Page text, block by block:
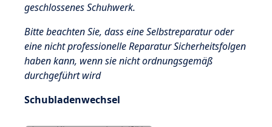
geschlossenes Schuhwerk.
Bitte beachten Sie, dass eine Selbstreparatur oder
eine nicht professionelle Reparatur Sicherheitsfolgen
haben kann, wenn sie nicht ordnungsgemäß
durchgeführt wird
Schubladenwechsel